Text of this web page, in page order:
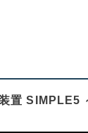
置 SIMPLE5